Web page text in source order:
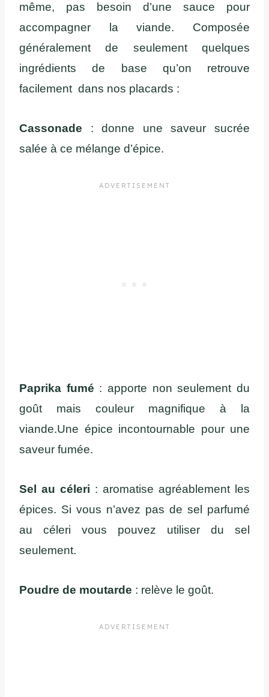
même, pas besoin d’une sauce pour
accompagner la viande. Composée
généralement de seulement quelques
ingrédients de base qu’on retrouve
facilement dans nos placards :
Cassonade : donne une saveur sucrée
salée à ce mélange d’épice.
Paprika fumé : apporte non seulement du
goût mais couleur magnifique à la
viande.Une épice incontournable pour une
saveur fumée.
Sel au céleri : aromatise agréablement les
épices. Si vous n’avez pas de sel parfumé
au céleri vous pouvez utiliser du sel
seulement.
Poudre de moutarde : relève le goût.